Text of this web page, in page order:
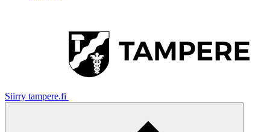
Siirry tampere.fi